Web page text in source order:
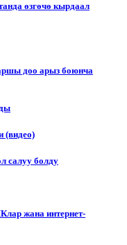
өзгөчө кырдаал
доо арыз боюнча
(видео)
салуу болду
жана интернет-